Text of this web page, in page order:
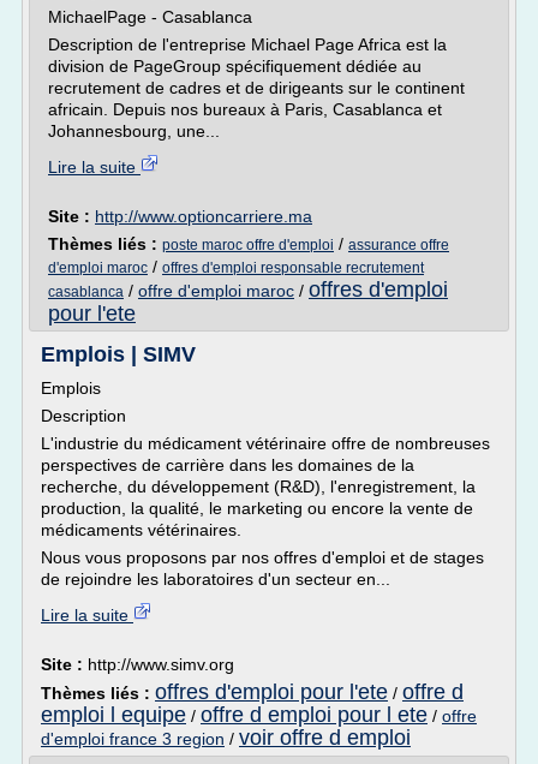
MichaelPage - Casablanca
Description de l'entreprise Michael Page Africa est la
division de PageGroup spécifiquement dédiée au
recrutement de cadres et de dirigeants sur le continent
africain. Depuis nos bureaux à Paris, Casablanca et
Johannesbourg, une...
Lire la suite
Site : http://www.optioncarriere.ma
Thèmes liés : poste maroc offre d'emploi / assurance offre
d'emploi maroc / offres d'emploi responsable recrutement
casablanca / offre d'emploi maroc / offres d'emploi
pour l'ete
Emplois | SIMV
Emplois
Description
L'industrie du médicament vétérinaire offre de nombreuses
perspectives de carrière dans les domaines de la
recherche, du développement (R&D), l'enregistrement, la
production, la qualité, le marketing ou encore la vente de
médicaments vétérinaires.
Nous vous proposons par nos offres d'emploi et de stages
de rejoindre les laboratoires d'un secteur en...
Lire la suite
Site : http://www.simv.org
Thèmes liés : offres d'emploi pour l'ete / offre d
emploi l equipe / offre d emploi pour l ete / offre
d'emploi france 3 region / voir offre d emploi